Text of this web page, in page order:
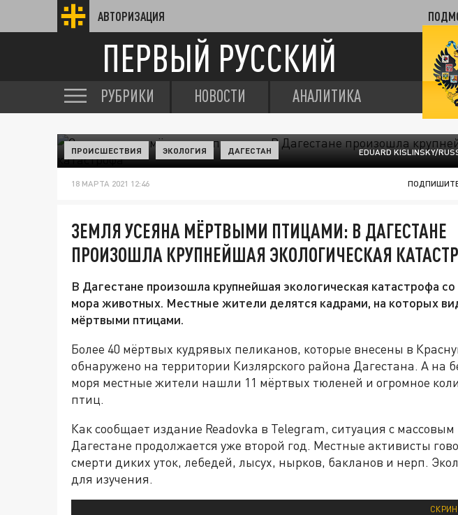
АВТОРИЗАЦИЯ
ПЕРВЫЙ РУССКИЙ
РУБРИКИ НОВОСТИ АНАЛИТИКА
EDUARD KISLINSKY/
ПРОИСШЕСТВИЯ ЭКОЛОГИЯ ДАГЕСТАН
18 МАРТА 2021 12:46
ЗЕМЛЯ УСЕЯНА МЁРТВЫМИ ПТИЦАМИ: В ДАГЕСТАНЕ
ПРОИЗОШЛА КРУПНЕЙШАЯ ЭКОЛОГИЧЕСКАЯ
В Дагестане произошла крупнейшая экологическая катастрофа
мора животных. Местные жители делятся кадрами, на которых
мёртвыми птицами.
Более 40 мёртвых кудрявых пеликанов, которые внесены в
обнаружено на территории Кизлярского района Дагестана. А на
моря местные жители нашли 11 мёртвых тюленей и огромное
птиц.
Как сообщает издание Readovka в Telegram, ситуация с
Дагестане продолжается уже второй год. Местные активисты
смерти диких уток, лебедей, лысух, нырков, бакланов и нерп.
для изучения.